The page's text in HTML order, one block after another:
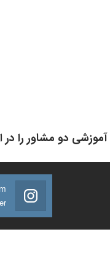
آموزشی دو مشاور را در